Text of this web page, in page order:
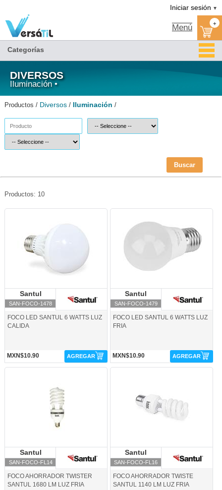
Iniciar sesión ▼
Menú +
Categorías
DIVERSOS
Iluminación •
Productos / Diversos / Iluminación /
Buscar
Productos: 10
Santul
SAN-FOCO-1478
FOCO LED SANTUL 6 WATTS LUZ
CALIDA
MXN$10.90 AGREGAR
Santul
SAN-FOCO-1479
FOCO LED SANTUL 6 WATTS LUZ
FRIA
MXN$10.90 AGREGAR
Santul
SAN-FOCO-FL14
FOCO AHORRADOR TWISTER
SANTUL 1680 LM LUZ FRIA
Santul
SAN-FOCO-FL16
FOCO AHORRADOR TWISTE
SANTUL 1140 LM LUZ FRIA